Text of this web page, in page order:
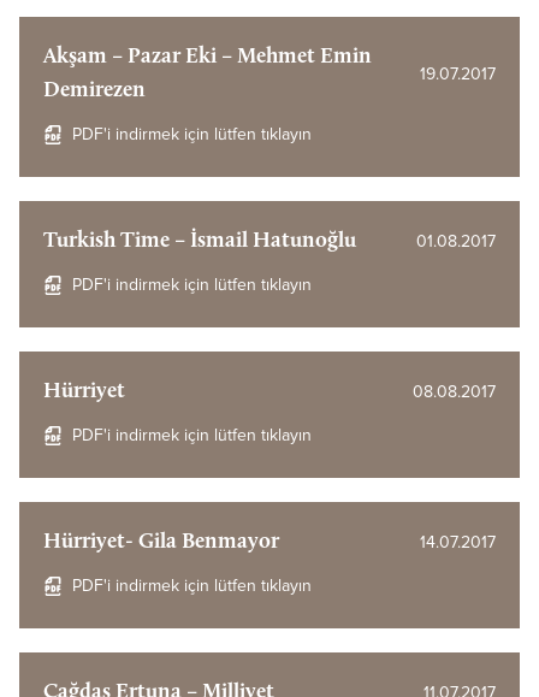
Akşam – Pazar Eki – Mehmet Emin
Demirezen
19.07.2017
PDF'i indirmek için lütfen tıklayın
Turkish Time – İsmail Hatunoğlu 01.08.2017
PDF'i indirmek için lütfen tıklayın
Hürriyet 08.08.2017
PDF'i indirmek için lütfen tıklayın
Hürriyet- Gila Benmayor 14.07.2017
PDF'i indirmek için lütfen tıklayın
11.07.2017